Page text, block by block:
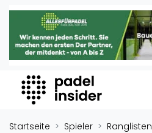
Padel Insider
Home
Organisationen
Buchungssysteme
Padel-Shops
Startseite Spieler Ranglisten